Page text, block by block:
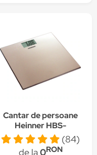
Cantar de persoane
Heinner HBS-
180SSGD, 180kg,
platforma din inox
(84)
de la0RON